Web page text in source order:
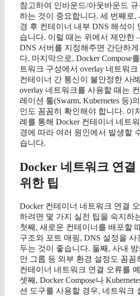
참고하여 인바운드/아웃바운드
하는 것이 중요합니다. 세 번째로,
경 후 컨테이너 내부 DNS 해석이
습니다. 이럴 때는 위에서 제안한
DNS 서버를 지정해주면 간단하
다. 마지막으로, Docker Compose
트워크 구성에서 overlay 네트워
컨테이너 간 통신이 불안정한 사
overlay 네트워크를 사용할 때는
레이션 툴(Swarm, Kubernetes 등)
인도 꼼꼼히 확인해야 합니다. 이
례를 통해 Docker 컨테이너 네트
경에 따라 여러 원인에서 발생할
습니다.
Docker 네트워크 연결
위한 팁
Docker 컨테이너 네트워크 연결
하려면 몇 가지 실전 팁을 숙지하
첫째, 새로운 컨테이너를 배포할
구조와 포트 매핑, DNS 설정을 사
두는 것이 좋습니다. 둘째, 사내
안 그룹 등 외부 환경 설정도 꼼꼼
컨테이너 네트워크 연결 오류를
셋째, Docker Compose나
션 도구를 사용할 경우, 네트워크